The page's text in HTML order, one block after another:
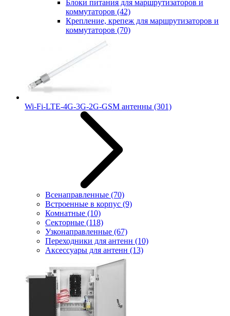
Блоки питания для маршрутизаторов и
коммутаторов (42)
Крепление, крепеж для маршрутизаторов и
коммутаторов (70)
Wi-Fi-LTE-4G-3G-2G-GSM антенны (301)
Всенаправленные (70)
Встроенные в корпус (9)
Комнатные (10)
Секторные (118)
Узконаправленные (67)
Переходники для антенн (10)
Аксессуары для антенн (13)